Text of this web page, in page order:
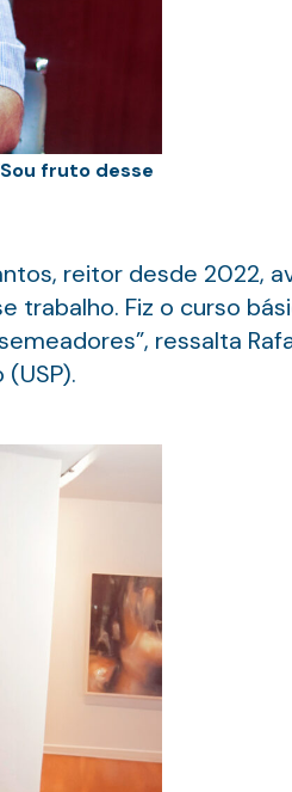
fruto desse
reitor desde 2022,
trabalho. Fiz o curso
ressalta